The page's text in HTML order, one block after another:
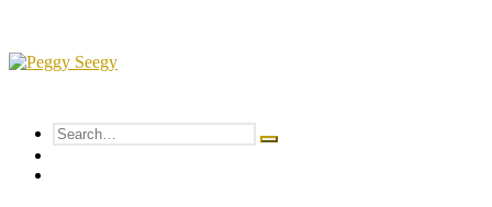
content
SELBST
vertrauen
dadurch
Search
toggle
Search
for: